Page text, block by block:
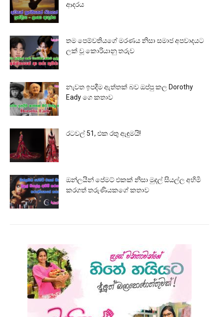
ආදරය
තම පෙම්වතියගේ මරණය නිසා සමාජ අපවාදයට
ලක් වූ කොරියානු තරුව
නැවත ඉපදීම ඇත්තක් බව ඔප්පු කල Dorothy
Eady ගෙ කතාව
රටවල් 51, එක රතු ඇඳුමයි!
ඔන්ලයින් පේමට් එකක් නිසා මුදල් සියල්ල අහිමි
කරගත් තරුණියකගේ කතාව